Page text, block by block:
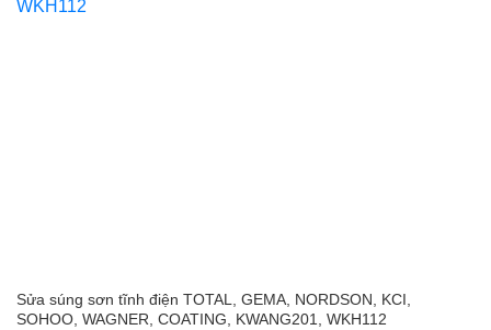
Sửa súng sơn tĩnh điện TOTAL, GEMA, NORDSON, KCI,
SOHOO, WAGNER, COATING, KWANG201, WKH112